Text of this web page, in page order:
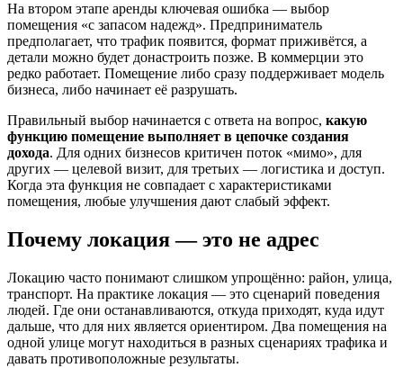
На втором этапе аренды ключевая ошибка — выбор
помещения «с запасом надежд». Предприниматель
предполагает, что трафик появится, формат приживётся, а
детали можно будет донастроить позже. В коммерции это
редко работает. Помещение либо сразу поддерживает модель
бизнеса, либо начинает её разрушать.
Правильный выбор начинается с ответа на вопрос, какую
функцию помещение выполняет в цепочке создания
дохода. Для одних бизнесов критичен поток «мимо», для
других — целевой визит, для третьих — логистика и доступ.
Когда эта функция не совпадает с характеристиками
помещения, любые улучшения дают слабый эффект.
Почему локация — это не адрес
Локацию часто понимают слишком упрощённо: район, улица,
транспорт. На практике локация — это сценарий поведения
людей. Где они останавливаются, откуда приходят, куда идут
дальше, что для них является ориентиром. Два помещения на
одной улице могут находиться в разных сценариях трафика и
давать противоположные результаты.